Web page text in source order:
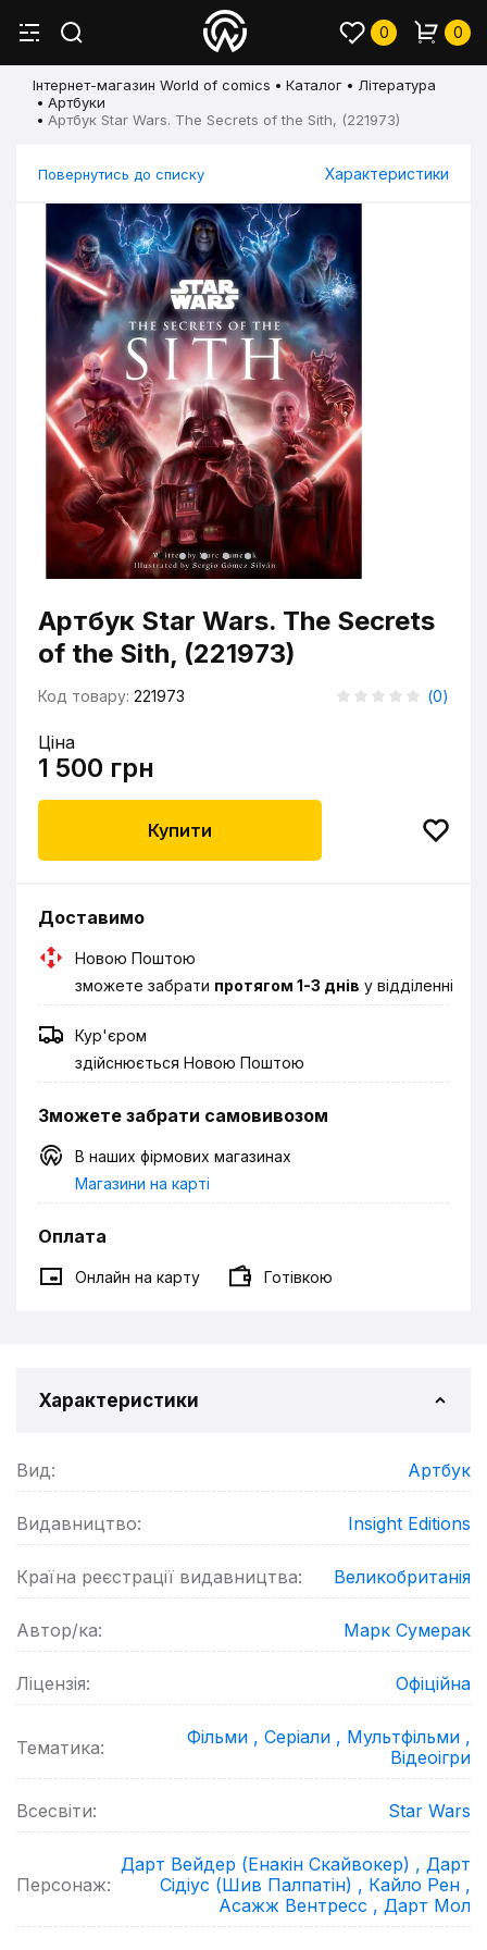
0 0
Інтернет-магазин World of comics Каталог
Література
Артбуки
Артбук Star Wars. The Secrets of the Sith, (221973)
Повернутись до списку Характеристики
Артбук Star Wars. The Secrets
of the Sith, (221973)
Код товару: 221973 (0)
Ціна
1 500 грн
Купити
Доставимо
Новою Поштою
зможете забрати протягом 1-3 днів у відділенні
Кур'єром
здійснюється Новою Поштою
Зможете забрати самовивозом
В наших фірмових магазинах
Магазини на карті
Оплата
Онлайн на карту Готівкою
Характеристики
Вид: Артбук
Видавництво: Insight Editions
Країна реєстрації видавництва: Великобританія
Автор/ка: Марк Сумерак
Ліцензія: Офіційна
Тематика: Фільми , Серіали , Мультфільми ,
Відеоігри
Всесвіти: Star Wars
Персонаж:
Дарт Вейдер (Енакін Скайвокер) , Дарт
Сідіус (Шив Палпатін) , Кайло Рен ,
Асажж Вентресс , Дарт Мол